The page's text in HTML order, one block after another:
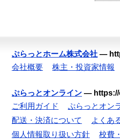
ぷらっとホーム株式会社 —
会社概要
株主・投資家情報
ぷらっとオンライン —
ご利用ガイド
ぷらっとオン
配送・決済について
よくあ
個人情報取り扱い方針
校費